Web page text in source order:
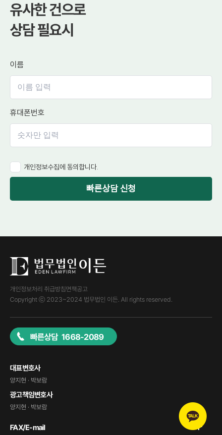
유사한 건으로
상담 필요시
이름
휴대폰번호
개인정보수집에 동의합니다.
빠른상담 신청
개인정보처리 취급방침면책공고
Copyright ⓒ 2023~2024 법무법인 이든. All rights reserved.
빠른상담 1668-2089
대표변호사
양지현 · 박보람
광고책임변호사
양지현 · 박보람
FAX/E-mail